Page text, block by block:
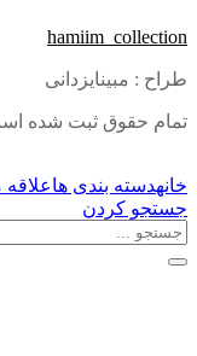
hamiim_collection
طراح : مبینایزدانی
تمام حقوق ثبت شده
خانهدسته بندی هاعلاقه
جستجو کردن